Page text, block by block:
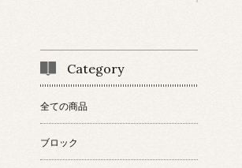
Category
全ての商品
ブロック